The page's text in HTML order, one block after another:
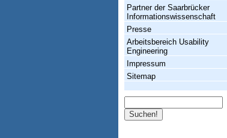
Partner der Saarbrücker
Informationswissenschaft
Presse
Arbeitsbereich Usability
Engineering
Impressum
Sitemap